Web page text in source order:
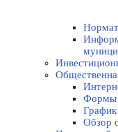
Формы
Обзор